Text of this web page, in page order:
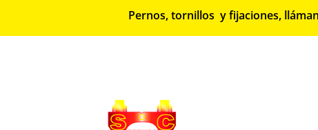
Pernos, tornillos y fijaciones,